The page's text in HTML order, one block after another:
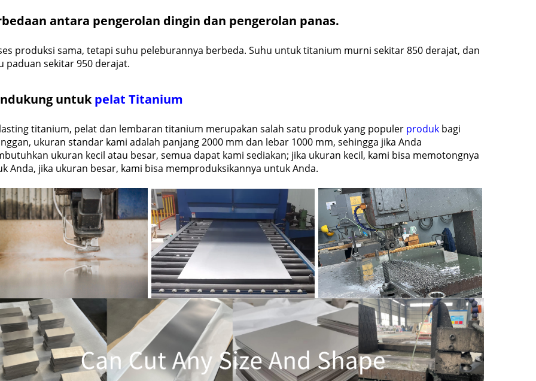
antara pengerolan dingin dan pengerolan panas.
produksi sama, tetapi suhu peleburannya berbeda. Suhu untuk titanium murni sekitar 850 derajat, dan
paduan sekitar 950 derajat.
untukpelat Titanium
titanium, pelat dan lembaran titanium merupakan salah satu produk yang populer produk bagi
ukuran standar kami adalah panjang 2000 mm dan lebar 1000 mm, sehingga jika Anda
ukuran kecil atau besar, semua dapat kami sediakan; jika ukuran kecil, kami bisa memotongnya
Anda, jika ukuran besar, kami bisa memproduksikannya untuk Anda.